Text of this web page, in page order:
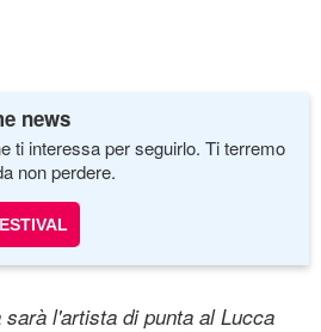
news
ti interessa per seguirlo. Ti terremo
non perdere.
l'artista di punta al Lucca